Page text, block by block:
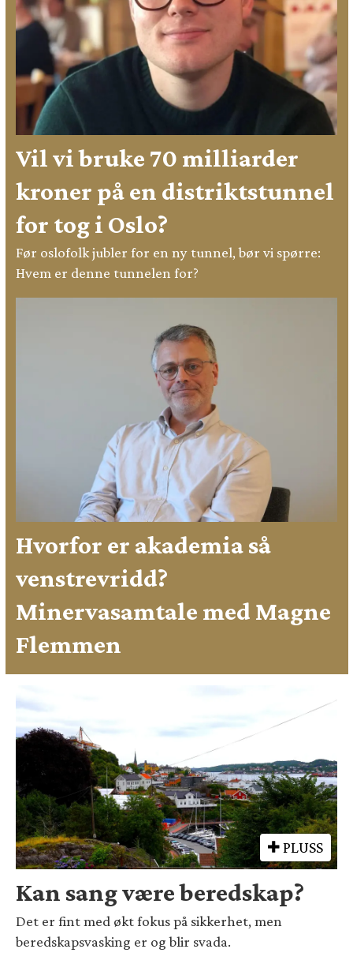
Vil vi bruke 70 milliarder
kroner på en distriktstunnel
for tog i Oslo?
Før oslofolk jubler for en ny tunnel, bør vi spørre:
Hvem er denne tunnelen for?
Hvorfor er akademia så
venstrevridd?
Minervasamtale med Magne
Flemmen
PLUSS
Kan sang være beredskap?
Det er fint med økt fokus på sikkerhet, men
beredskapsvasking er og blir svada.